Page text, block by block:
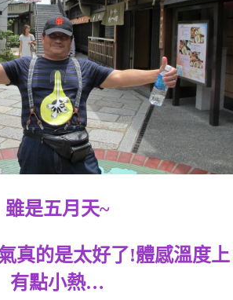
雖是五月天~
真的是太好了!體感溫度上
有點小熱…